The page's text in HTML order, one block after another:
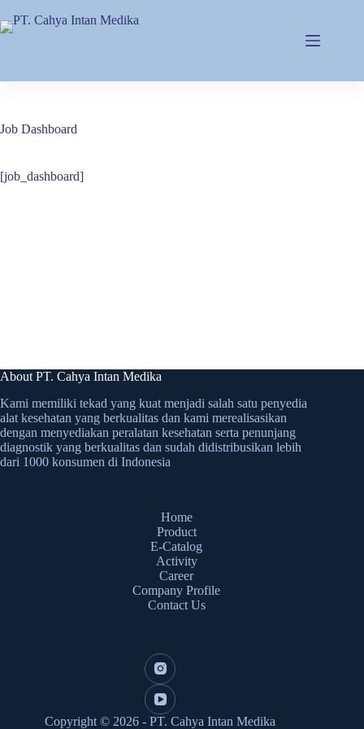
to
content
Job Dashboard
[job_dashboard]
About PT. Cahya Intan Medika
Kami memiliki tekad yang kuat menjadi salah satu penyedia
alat kesehatan yang berkualitas dan kami merealisasikan
dengan menyediakan peralatan kesehatan serta penunjang
diagnostik yang berkualitas dan sudah didistribusikan lebih
dari 1000 konsumen di Indonesia
Home
Product
E-Catalog
Activity
Career
Company Profile
Contact Us
Copyright © 2026 - PT. Cahya Intan Medika